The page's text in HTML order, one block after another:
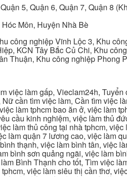
5, Quận 6, Quận 7, Quận 8
Môn, Huyện Nhà Bè
công nghiệp Vĩnh Lộc 3, Khu
KCN Tây Bắc Củ Chi, Khu
Thuận, Khu công nghiệp Phong
việc làm gấp, Vieclam24h,
cần tìm việc làm, Cần tìm
làm tphcm bao ăn ở, việc làm
cầu kinh nghiệm, việc làm thủ
làm thủ công tại nhà tphcm,
làm quận 7 lương cao, việc làm
thạnh, việc làm bình tân, việc
bình sơn quảng ngãi, việc làm
Bình Thạnh cho tốt, Tìm việc
việc làm siêu thị cần thơ,